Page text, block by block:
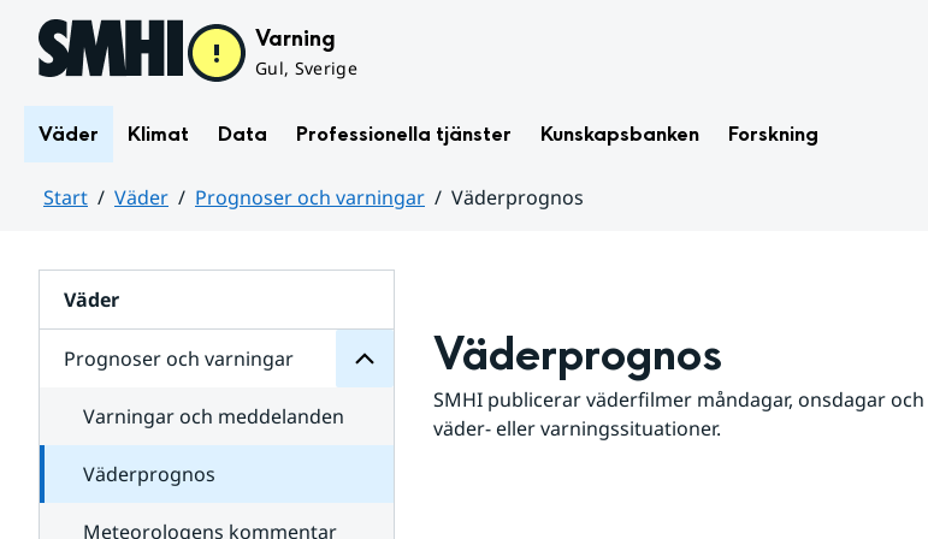
Hoppa till sidans innehåll Varning
Gul, Sverige
Väder Klimat Data Professionella tjänster Kunskapsbanken Forskning
Start Väder Prognoser och varningar
Väderprognos
Väder
Prognoser och varningar
för
varningar
Varningar och meddelanden
Väderprognos
Meteorologens kommentar
Väderprognos
SMHI publicerar väderfilmer måndagar, onsdagar
väder- eller varningssituationer.